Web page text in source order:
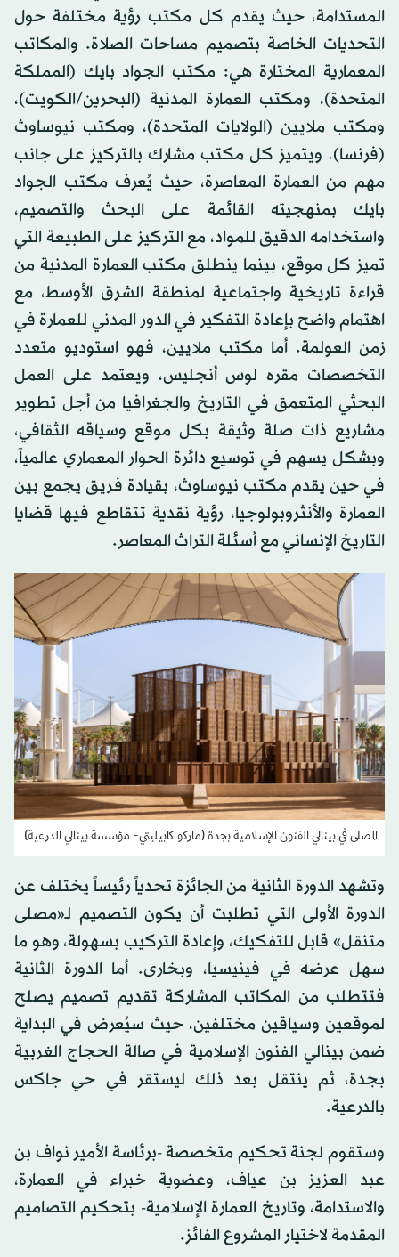
المستدامة، حيث يقدم كل مكتب رؤية مختلفة حول
التحديات الخاصة بتصميم مساحات الصلاة. والمكاتب
المعمارية المختارة هي: مكتب الجواد بايك (المملكة
المتحدة)، ومكتب العمارة المدنية (البحرين/الكويت)،
ومكتب ملايين (الولايات المتحدة)، ومكتب نيوساوث
(فرنسا). ويتميز كل مكتب مشارك بالتركيز على جانب
مهم من العمارة المعاصرة، حيث يُعرف مكتب الجواد
بايك بمنهجيته القائمة على البحث والتصميم،
واستخدامه الدقيق للمواد، مع التركيز على الطبيعة التي
تميز كل موقع، بينما ينطلق مكتب العمارة المدنية من
قراءة تاريخية واجتماعية لمنطقة الشرق الأوسط، مع
اهتمام واضح بإعادة التفكير في الدور المدني للعمارة في
زمن العولمة. أما مكتب ملايين، فهو استوديو متعدد
التخصصات مقره لوس أنجليس، ويعتمد على العمل
البحثي المتعمق في التاريخ والجغرافيا من أجل تطوير
مشاريع ذات صلة وثيقة بكل موقع وسياقه الثقافي،
وبشكل يسهم في توسيع دائرة الحوار المعماري عالمياً،
في حين يقدم مكتب نيوساوث، بقيادة فريق يجمع بين
العمارة والأنثروبولوجيا، رؤية نقدية تتقاطع فيها قضايا
التاريخ الإنساني مع أسئلة التراث المعاصر.
المصلى في بينالي الفنون الإسلامية بجدة (ماركو كابيليتي- مؤسسة بينالي الدرعية)
وتشهد الدورة الثانية من الجائزة تحدياً رئيساً يختلف عن
الدورة الأولى التي تطلبت أن يكون التصميم لـ«مصلى
متنقل» قابل للتفكيك، وإعادة التركيب بسهولة، وهو ما
سهل عرضه في فينيسيا، وبخارى. أما الدورة الثانية
فتتطلب من المكاتب المشاركة تقديم تصميم يصلح
لموقعين وسياقين مختلفين، حيث سيُعرض في البداية
ضمن بينالي الفنون الإسلامية في صالة الحجاج الغربية
بجدة، ثم ينتقل بعد ذلك ليستقر في حي جاكس
بالدرعية.
وستقوم لجنة تحكيم متخصصة -برئاسة الأمير نواف بن
عبد العزيز بن عياف، وعضوية خبراء في العمارة،
والاستدامة، وتاريخ العمارة الإسلامية- بتحكيم التصاميم
المقدمة لاختيار المشروع الفائز.